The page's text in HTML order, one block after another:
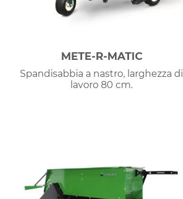
METE-R-MATIC
Spandisabbia a nastro, larghezza di
lavoro 80 cm.